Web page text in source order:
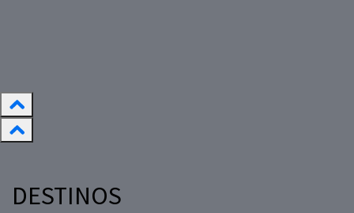
DESTINOS